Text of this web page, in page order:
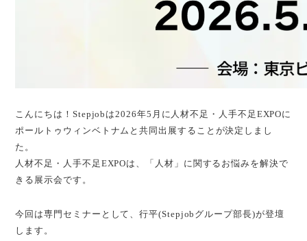
こんにちは！Stepjobは2026年5月に人材不足・人手不足EXPOに
ポールトゥウィンベトナムと共同出展することが決定しまし
た。
人材不足・人手不足EXPOは、「人材」に関するお悩みを解決で
きる展示会です。
今回は専門セミナーとして、行平(Stepjobグループ部長)が登壇
します。